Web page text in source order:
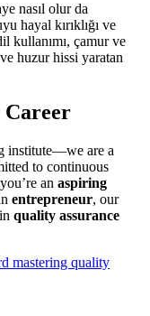
nasıl olur da
hayal kırıklığı ve
kullanımı, çamur ve
huzur hissi yaratan
Career
institute—we are a
to continuous
an aspiring
entrepreneur, our
quality assurance
mastering quality